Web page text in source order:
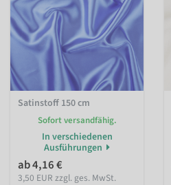
Satinstoff 150 cm
Sofort versandfähig.
In verschiedenen
Ausführungen
ab 4,16 €
3,50 EUR zzgl. ges. MwSt.